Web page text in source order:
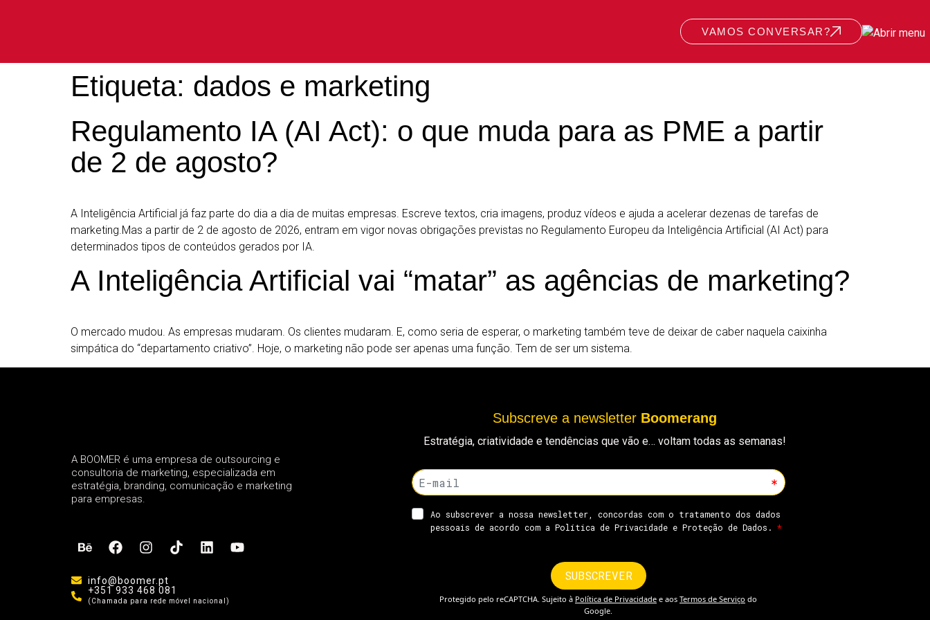
VAMOS CONVERSAR?
Etiqueta: dados e marketing
Regulamento IA (AI Act): o que muda para as PME a partir
de 2 de agosto?
A Inteligência Artificial já faz parte do dia a dia de muitas empresas. Escreve textos, cria imagens, produz vídeos e ajuda a acelerar dezenas de tarefas de
marketing.Mas a partir de 2 de agosto de 2026, entram em vigor novas obrigações previstas no Regulamento Europeu da Inteligência Artificial (AI Act) para
determinados tipos de conteúdos gerados por IA.
A Inteligência Artificial vai “matar” as agências de marketing?
O mercado mudou. As empresas mudaram. Os clientes mudaram. E, como seria de esperar, o marketing também teve de deixar de caber naquela caixinha
simpática do “departamento criativo”. Hoje, o marketing não pode ser apenas uma função. Tem de ser um sistema.
A BOOMER é uma empresa de outsourcing e
consultoria de marketing, especializada em
estratégia, branding, comunicação e marketing
para empresas.
info@boomer.pt
+351 933 468 081
(Chamada para rede móvel nacional)
Subscreve a newsletter Boomerang
Estratégia, criatividade e tendências que vão e… voltam todas as semanas!